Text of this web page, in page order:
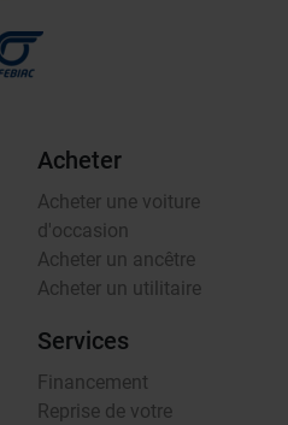
Acheter
Acheter une voiture
d'occasion
Acheter un ancêtre
Acheter un utilitaire
Services
Financement
Reprise de votre